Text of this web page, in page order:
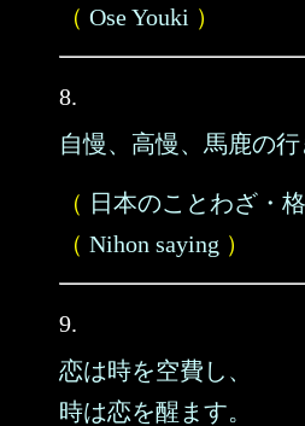
（ Ose Youki ）
8.
自慢、高慢、馬鹿の行
（ 日本のことわざ・
（ Nihon saying ）
9.
恋は時を空費し、
時は恋を醒ます。